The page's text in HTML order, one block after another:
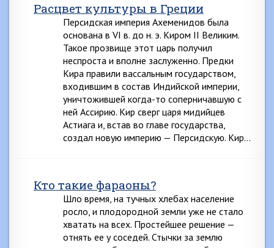
Расцвет культуры в Греции
Персидская империя Ахеменидов была
основана в VI в. до н. э. Киром II Великим.
Такое прозвище этот царь получил
неспроста и вполне заслуженно. Предки
Кира правили вассальным государством,
входившим в состав Индийской империи,
уничтожившей когда-то соперничавшую с
ней Ассирию. Кир сверг царя мидийцев
Астиага и, встав во главе государства,
создал новую империю — Персидскую. Кир…
Кто такие фараоны?
Шло время, на тучных хлебах население
росло, и плодородной земли уже не стало
хватать на всех. Простейшее решение —
отнять ее у соседей. Стычки за землю